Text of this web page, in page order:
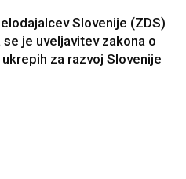
Slovenije (ZDS)
se je uveljavitev zakona o
za razvoj Slovenije